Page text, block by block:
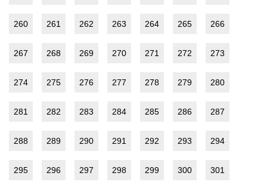
260 261 262 263 264 265 266
267 268 269 270 271 272 273
274 275 276 277 278 279 280
281 282 283 284 285 286 287
288 289 290 291 292 293 294
295 296 297 298 299 300 301